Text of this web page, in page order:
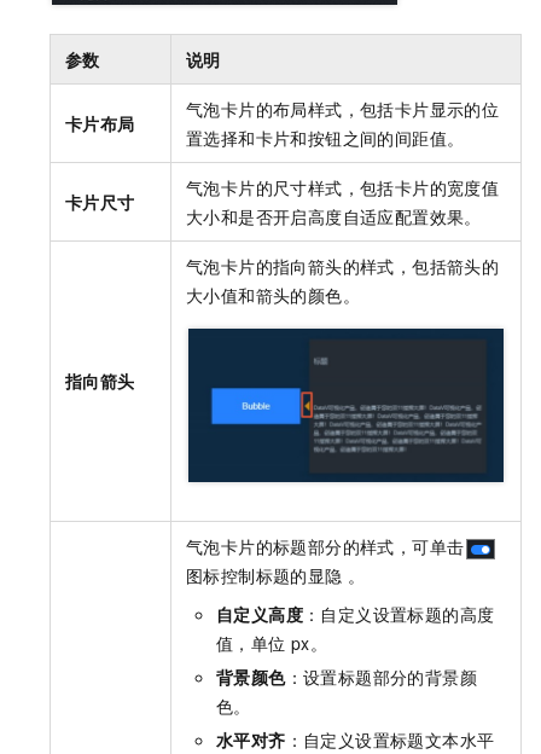
参数 说明
卡片布局
气泡卡片的布局样式，包括卡片显示的位
置选择和卡片和按钮之间的间距值。
卡片尺寸
气泡卡片的尺寸样式，包括卡片的宽度值
大小和是否开启高度自适应配置效果。
指向箭头
气泡卡片的指向箭头的样式，包括箭头的
大小值和箭头的颜色。
气泡卡片的标题部分的样式，可单击
图标控制标题的显隐 。
自定义高度 ：自定义设置标题的高度
值，单位 px。
背景颜色：设置标题部分的背景颜
色。
水平对齐 ：自定义设置标题文本水平